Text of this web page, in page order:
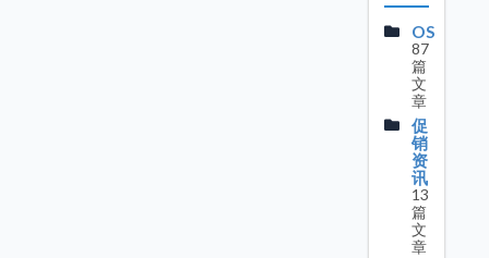
OS
87
篇
文
章
促
销
资
讯
13
篇
文
章